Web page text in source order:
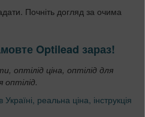
Почніть догляд за очима
Optilead зараз!
оптілід ціна, оптілід для
оптілід.
реальна ціна, інструкція